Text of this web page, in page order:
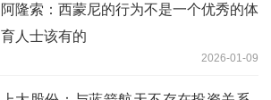
阿隆索：西蒙尼的行为不是一个优秀的体
育人士该有的
2026-01-09